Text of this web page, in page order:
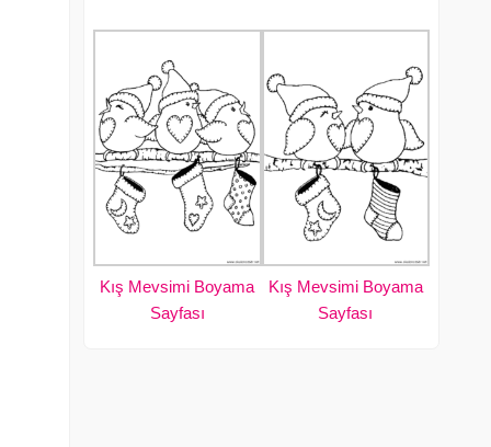
Kış Mevsimi Boyama
Sayfası
Kış Mevsimi Boyama
Sayfası